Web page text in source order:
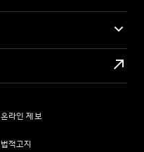
온라인 제보
법적고지